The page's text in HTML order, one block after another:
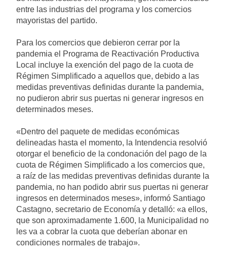
entre las industrias del programa y los comercios
mayoristas del partido.
Para los comercios que debieron cerrar por la
pandemia el Programa de Reactivación Productiva
Local incluye la exención del pago de la cuota de
Régimen Simplificado a aquellos que, debido a las
medidas preventivas definidas durante la pandemia,
no pudieron abrir sus puertas ni generar ingresos en
determinados meses.
«Dentro del paquete de medidas económicas
delineadas hasta el momento, la Intendencia resolvió
otorgar el beneficio de la condonación del pago de la
cuota de Régimen Simplificado a los comercios que,
a raíz de las medidas preventivas definidas durante la
pandemia, no han podido abrir sus puertas ni generar
ingresos en determinados meses», informó Santiago
Castagno, secretario de Economía y detalló: «a ellos,
que son aproximadamente 1.600, la Municipalidad no
les va a cobrar la cuota que deberían abonar en
condiciones normales de trabajo».